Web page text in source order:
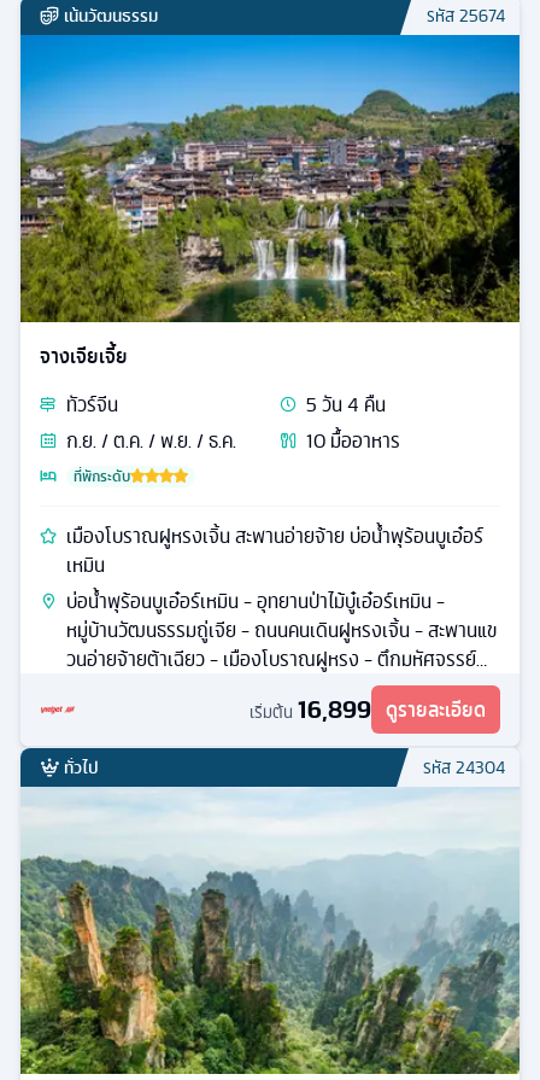
เน้นวัฒนธรรม รหัส25674
จางเจียเจี้ย
ทัวร์จีน 5วัน4 คืน
ก.ย. / ต.ค. / พ.ย. / ธ.ค.
10มื้ออาหาร
ที่พักระดับ
เมืองโบราณฝูหรงเจิ้น สะพานอ่ายจ้าย บ่อน้ำพุร้อนบูเอ๋อร์
เหมิน
บ่อน้ำพุร้อนบูเอ๋อร์เหมิน - อุทยานป่าไม้บู๋เอ๋อร์เหมิน -
หมู่บ้านวัฒนธรรมถู่เจีย - ถนนคนเดินฝูหรงเจิ้น - สะพานแข
วนอ่ายจ้ายต้าเฉียว - เมืองโบราณฝูหรง - ตึกมหัศจรรย์
เริ่มต้น 16,899 ดูรายละเอียด
ทั่วไป รหัส24304